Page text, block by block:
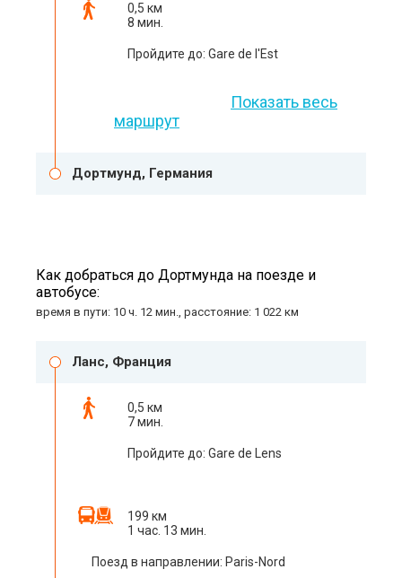
0,5 км
8 мин.
Пройдите до: Gare de l'Est
Показать весь
маршрут
Дортмунд, Германия
Как добраться до Дортмунда на поезде и
автобусе:
время в пути: 10 ч. 12 мин., расстояние: 1 022 км
Ланс, Франция
0,5 км
7 мин.
Пройдите до: Gare de Lens
199 км
1 час. 13 мин.
Поезд в направлении: Paris-Nord